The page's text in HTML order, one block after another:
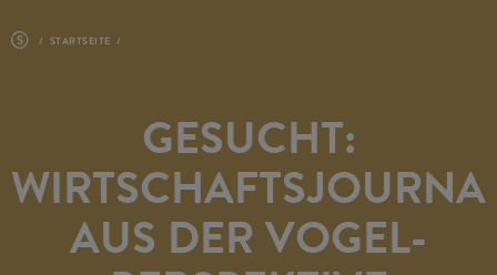
STARTSEITE
GESUCHT:
AUS DER VOGEL-